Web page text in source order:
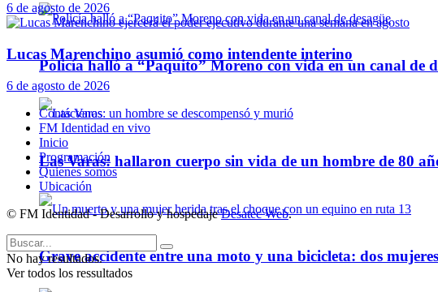
Policía halló a “Paquito” Moreno con vida en un canal de
Las Varas: hallaron cuerpo sin vida de un hombre de 80
Grave accidente entre una moto y una bicicleta: dos
6 de agosto de 2026
Lucas Marenchino asumió como intendente interino
6 de agosto de 2026
Contáctenos
FM Identidad en vivo
Inicio
Programación
Quienes somos
Ubicación
© FM Identidad - Desarrollo y hospedajeDesatec Web.
No hay resultados.
Ver todos los ressultados